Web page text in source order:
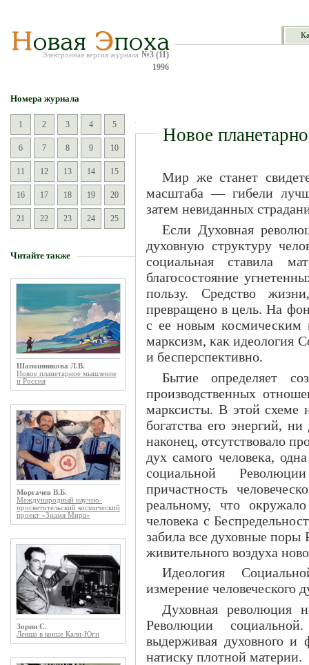
Электронная версия журнала №3 (11)
1996
Номера журнала
1 2 3 4 5
6 7 8 9 10
11 12 13 14 15
16 17 18 19 20
21 22 23 24 25
Читайте также
Шапошникова Л.В.
Новое планетарное мышление
и Россия
Моргачев В.Б.
Международный научно-
просветительский космический
проект «Знамя Мира»
Зорин С.
Левша в конце Кали-Юги
Новое
Мир же станет
масштаба — гибели
затем невиданных
Если Духовная
духовную структуру
социальная ставила
благосостояние
пользу. Средство
превращено в цель. На
с ее новым
марксизм, как идеология
и бесперспективно.
Бытие определяет
производственных
марксисты. В этой схеме
богатства его энергий,
наконец, отсутствовало
дух самого человека,
социальной
причастность
реальному, что
человека с
забила все духовные
живительного воздуха
Идеология
измерение человеческого
Духовная революция
Революции
выдерживая духовного и
натиску плотной материи.